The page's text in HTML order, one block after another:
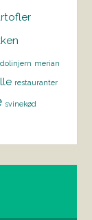
merian
restauranter
svinekød